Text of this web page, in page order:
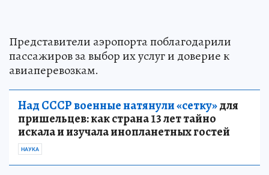
Представители аэропорта поблагодарили
пассажиров за выбор их услуг и доверие к
авиаперевозкам.
Над СССР военные натянули «сетку»для
пришельцев: как страна 13 лет тайно
искала и изучала инопланетных гостей
НАУКА